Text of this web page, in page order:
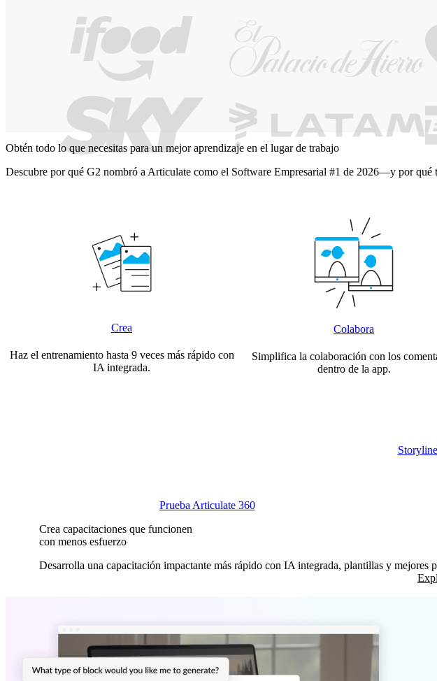
Obtén todo lo que necesitas para un mejor aprendizaje en el lugar de trabajo
Descubre por qué G2 nombró a Articulate como el Software Empresarial #1 de 2026—y por qué
Crea
Haz el entrenamiento hasta 9 veces más rápido con
IA integrada.
Colabora
Simplifica la colaboración con los
dentro de la app.
Storyline
Prueba Articulate 360
Crea capacitaciones que funcionen
con menos esfuerzo
Desarrolla una capacitación impactante más rápido con IA integrada, plantillas y mejores